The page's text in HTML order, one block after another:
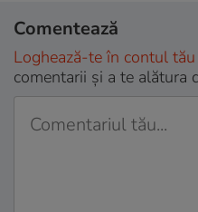
Comentează
Loghează-te în contul tău
comentarii și a te alătura